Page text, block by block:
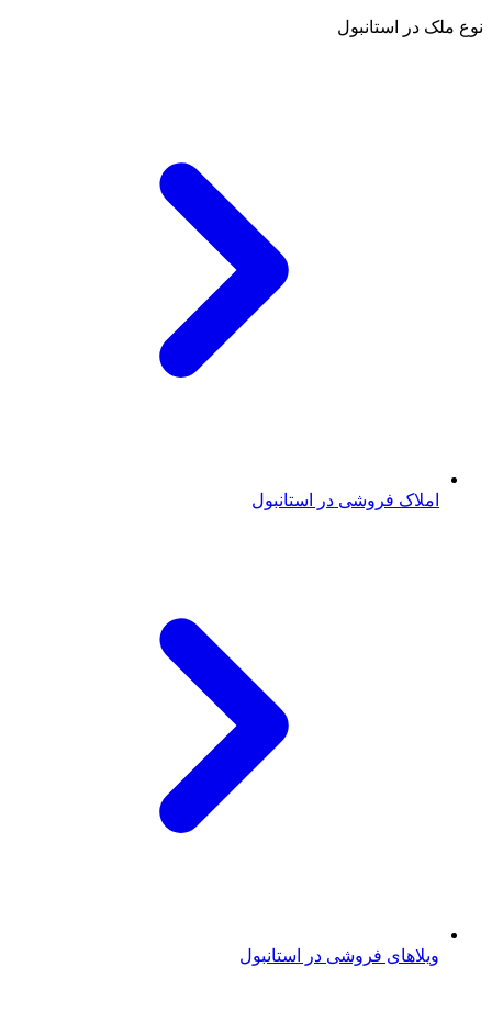
نوع ملک در استانبول
املاک فروشی در استانبول
ویلاهای فروشی در استانبول